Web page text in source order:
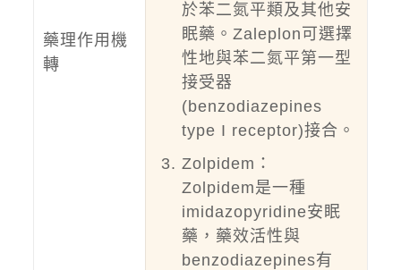
藥理作用機
轉
於苯二氮平類及其他安
眠藥。Zaleplon可選擇
性地與苯二氮平第一型
接受器
(benzodiazepines
type I receptor)接合。
Zolpidem：
Zolpidem是一種
imidazopyridine安眠
藥，藥效活性與
benzodiazepines有